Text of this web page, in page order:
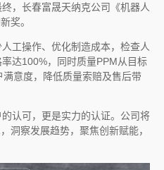
，长春富晟天纳克公司《机器人
奖。
工操作、优化制造成本，检查人
达100%，同时质量PPM从目标
意度，降低质量索赔及售后带
认可，更是实力的认证。公司将
洞察发展趋势，聚焦创新赋能，